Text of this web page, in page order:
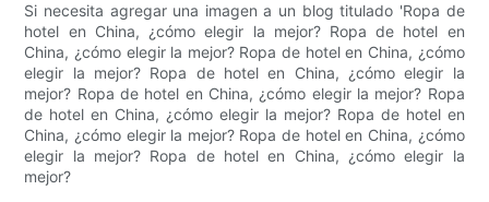
Si necesita agregar una imagen a un blog titulado 'Ropa de
hotel en China, ¿cómo elegir la mejor? Ropa de hotel en
China, ¿cómo elegir la mejor? Ropa de hotel en China, ¿cómo
elegir la mejor? Ropa de hotel en China, ¿cómo elegir la
mejor? Ropa de hotel en China, ¿cómo elegir la mejor? Ropa
de hotel en China, ¿cómo elegir la mejor? Ropa de hotel en
China, ¿cómo elegir la mejor? Ropa de hotel en China, ¿cómo
elegir la mejor? Ropa de hotel en China, ¿cómo elegir la
mejor?